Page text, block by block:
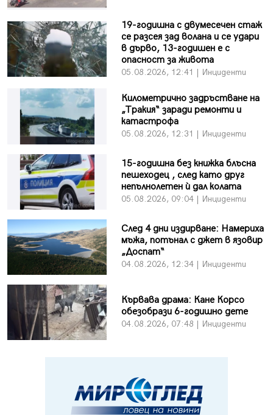
19-годишна с двумесечен стаж
се разсея зад волана и се удари
в дърво, 13-годишен е с
опасност за живота
05.08.2026, 12:41 | Инциденти
Километрично задръстване на
„Тракия“ заради ремонти и
катастрофа
05.08.2026, 12:31 | Инциденти
15-годишна без книжка блъсна
пешеходец , след като друг
непълнолетен ѝ дал колата
05.08.2026, 09:04 | Инциденти
След 4 дни издирване: Намериха
мъжа, потънал с джет в язовир
„Доспат“
04.08.2026, 12:34 | Инциденти
Кървава драма: Кане Корсо
обезобрази 6-годишно дете
04.08.2026, 07:48 | Инциденти